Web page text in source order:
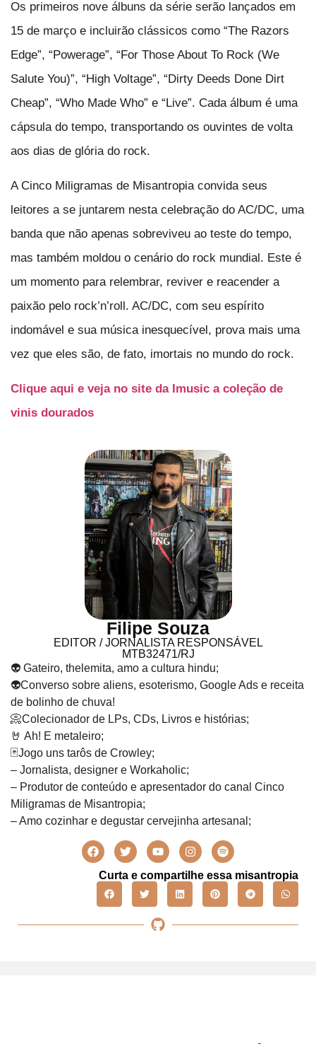
Os primeiros nove álbuns da série serão lançados em
15 de março e incluirão clássicos como “The Razors
Edge”, “Powerage”, “For Those About To Rock (We
Salute You)”, “High Voltage”, “Dirty Deeds Done Dirt
Cheap”, “Who Made Who” e “Live”. Cada álbum é uma
cápsula do tempo, transportando os ouvintes de volta
aos dias de glória do rock.
A Cinco Miligramas de Misantropia convida seus
leitores a se juntarem nesta celebração do AC/DC, uma
banda que não apenas sobreviveu ao teste do tempo,
mas também moldou o cenário do rock mundial. Este é
um momento para relembrar, reviver e reacender a
paixão pelo rock’n’roll. AC/DC, com seu espírito
indomável e sua música inesquecível, prova mais uma
vez que eles são, de fato, imortais no mundo do rock.
Clique aqui e veja no site da Imusic a coleção de
vinis dourados
Filipe Souza
EDITOR / JORNALISTA RESPONSÁVEL
MTB32471/RJ
👽 Gateiro, thelemita, amo a cultura hindu;
👽Converso sobre aliens, esoterismo, Google Ads e receita
de bolinho de chuva!
📀Colecionador de LPs, CDs, Livros e histórias;
🤘 Ah! E metaleiro;
🃏Jogo uns tarôs de Crowley;
– Jornalista, designer e Workaholic;
– Produtor de conteúdo e apresentador do canal Cinco
Miligramas de Misantropia;
– Amo cozinhar e degustar cervejinha artesanal;
Curta e compartilhe essa misantropia